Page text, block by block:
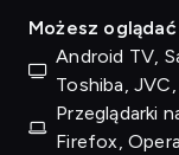
Możesz
Android TV,
Toshiba,
Przeglądarki
Firefox,